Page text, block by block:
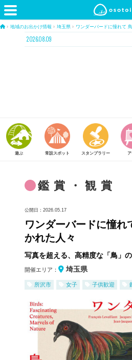
› 地域のお出かけ情報 › 埼玉県 › ワンダーバードに憧れて
2026.08.09
常設スポット スタンプラリー アート
鑑賞・観賞
公開日：2026.05.17
ワンダーバードに憧れ
かれた人々
写真を超える、高精度な「鳥」
開催エリア： 埼玉県
所沢市 女子 子供歓迎